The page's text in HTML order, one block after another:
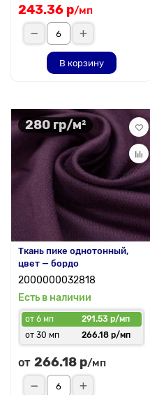
243.36 р/мп
В корзину
280 гр/м²
Ткань пике однотонный,
цвет — бордо
2000000032818
Есть в наличии
от 6 мп
291.53 р/мп
от 30 мп
266.18 р/мп
от 266.18 р/мп